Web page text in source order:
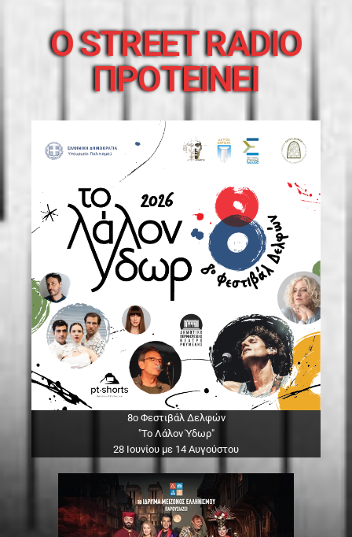
O STREET RADIO
ΠΡΟΤΕΙΝΕΙ
8ο Φεστιβάλ Δελφών
"Το Λάλον Ύδωρ"
28 Ιουνίου με 14 Αυγούστου